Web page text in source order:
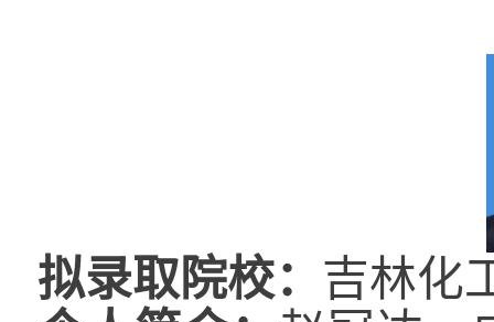
拟录取院校： 吉林化